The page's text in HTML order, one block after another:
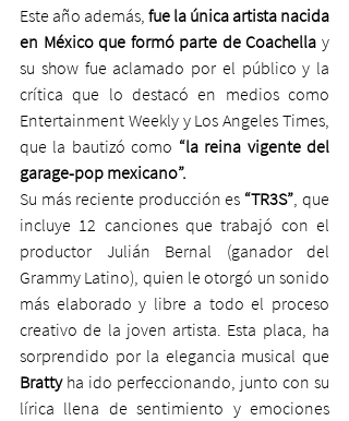
Este año además, fue la única artista nacida
en México que formó parte de Coachella y
su show fue aclamado por el público y la
crítica que lo destacó en medios como
Entertainment Weekly y Los Angeles Times,
que la bautizó como “la reina vigente del
garage-pop mexicano”.
Su más reciente producción es “TR3S”, que
incluye 12 canciones que trabajó con el
productor Julián Bernal (ganador del
Grammy Latino), quien le otorgó un sonido
más elaborado y libre a todo el proceso
creativo de la joven artista. Esta placa, ha
Bratty ha ido perfeccionando, junto con su
lírica llena de sentimiento y emociones